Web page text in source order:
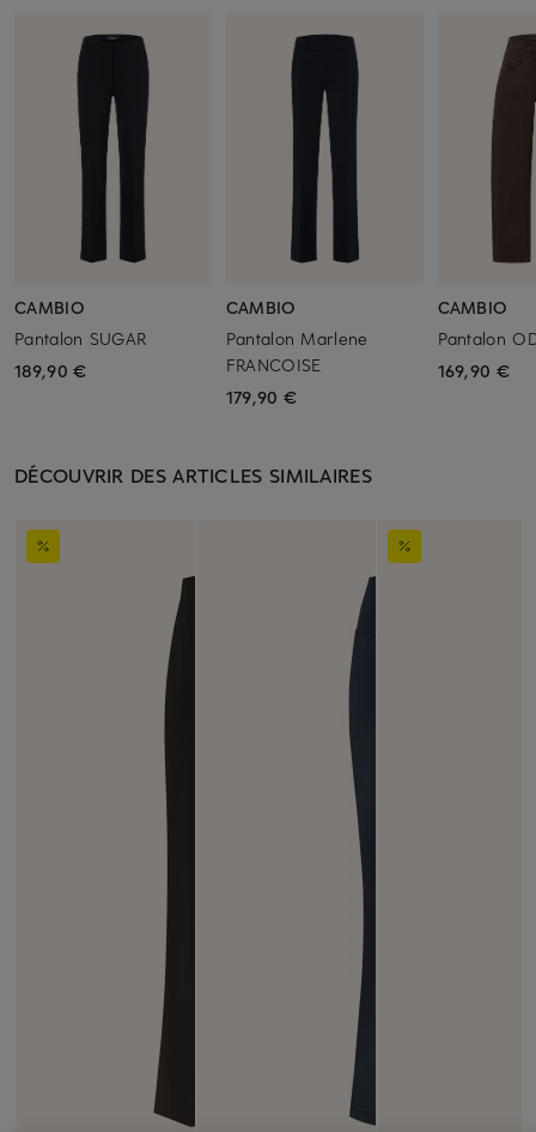
CAMBIO
Pantalon SUGAR
189,90 €
CAMBIO
Pantalon Marlene
FRANCOISE
179,90 €
CAMBIO
Pantalon
169,90 €
DÉCOUVRIR DES ARTICLES SIMILAIRES